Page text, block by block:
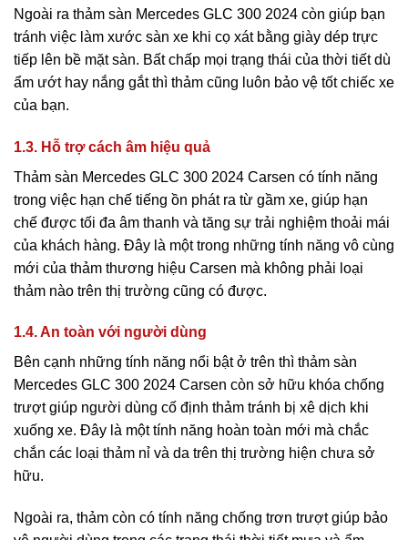
Ngoài ra thảm sàn Mercedes GLC 300 2024 còn giúp bạn
tránh việc làm xước sàn xe khi cọ xát bằng giày dép trực
tiếp lên bề mặt sàn. Bất chấp mọi trạng thái của thời tiết dù
ẩm ướt hay nắng gắt thì thảm cũng luôn bảo vệ tốt chiếc xe
của bạn.
1.3. Hỗ trợ cách âm hiệu quả
Thảm sàn Mercedes GLC 300 2024 Carsen có tính năng
trong việc hạn chế tiếng ồn phát ra từ gầm xe, giúp hạn
chế được tối đa âm thanh và tăng sự trải nghiệm thoải mái
của khách hàng. Đây là một trong những tính năng vô cùng
mới của thảm thương hiệu Carsen mà không phải loại
thảm nào trên thị trường cũng có được.
1.4. An toàn với người dùng
Bên cạnh những tính năng nổi bật ở trên thì thảm sàn
Mercedes GLC 300 2024 Carsen còn sở hữu khóa chống
trượt giúp người dùng cố định thảm tránh bị xê dịch khi
xuống xe. Đây là một tính năng hoàn toàn mới mà chắc
chắn các loại thảm nỉ và da trên thị trường hiện chưa sở
hữu.
Ngoài ra, thảm còn có tính năng chống trơn trượt giúp bảo